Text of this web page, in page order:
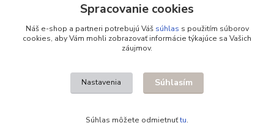
Tovar zaradený v kategóriách
Príslušenstvo pre pohony
Spracovanie cookies
Náš e-shop a partneri potrebujú Váš súhlas s použitím súborov
cookies, aby Vám mohli zobrazovať informácie týkajúce sa Vašich
záujmov.
Nastavenia Súhlasím
Súhlas môžete odmietnuťtu.